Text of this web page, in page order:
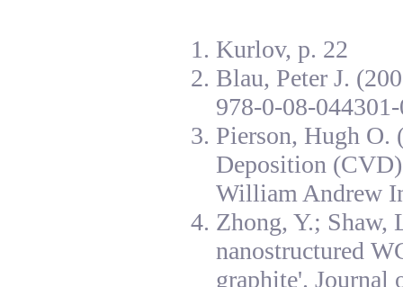
Kurlov, p. 22
Blau, Peter J.
978-0-08-
Pierson, Hugh O.
Deposition
William Andrew
Zhong, Y.; Shaw,
nanostructured
graphite'. Journal